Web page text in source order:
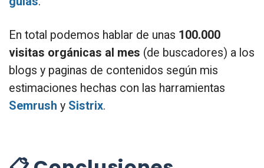
En total podemos hablar de unas 100.000
visitas orgánicas al mes (de buscadores) a los
blogs y paginas de contenidos según mis
estimaciones hechas con las harramientas
Semrush y Sistrix.